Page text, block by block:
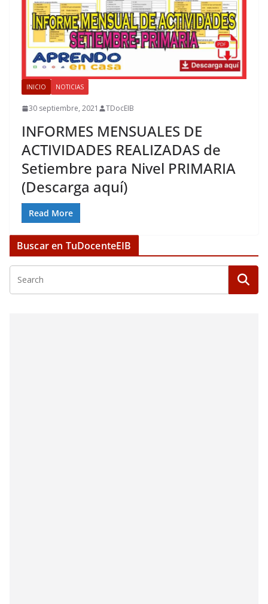
INICIO NOTICIAS
30 septiembre, 2021 TDocEIB
INFORMES MENSUALES DE
ACTIVIDADES REALIZADAS de
Setiembre para Nivel PRIMARIA
(Descarga aquí)
Read More
Buscar en TuDocenteEIB